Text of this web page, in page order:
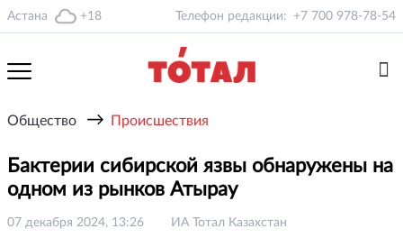
Астана +18 Телефон редакции: +7 700 978-78-54
Общество → Происшествия
Бактерии сибирской язвы обнаружены на
одном из рынков Атырау
07 декабря 2024, 13:26 ИА Тотал Казахстан